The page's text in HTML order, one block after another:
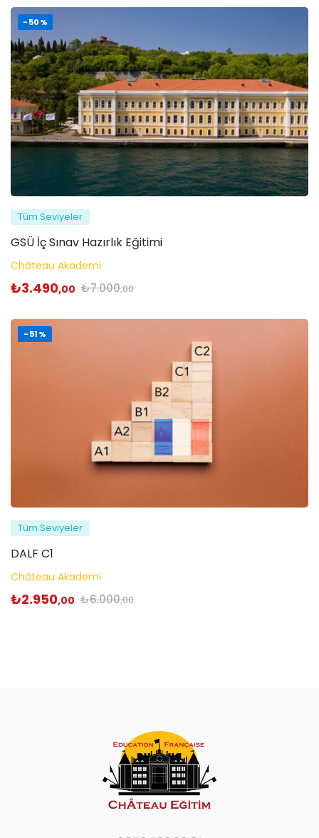
-50%
Tüm Seviyeler
GSÜ İç Sınav Hazırlık Eğitimi
Château Akademi
₺3.490,00 ₺7.000,00
-51%
Tüm Seviyeler
DALF C1
Château Akademi
₺2.950,00 ₺6.000,00